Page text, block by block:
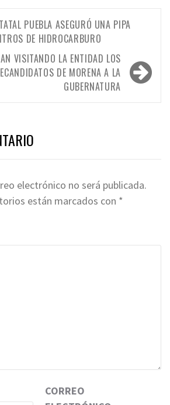
PUEBLA ASEGURÓ UNA PIPA
DE HIDROCARBURO
VISITANDO LA ENTIDAD LOS
DE MORENA A LA
GUBERNATURA
electrónico no será publicada.
están marcados con *
CORREO